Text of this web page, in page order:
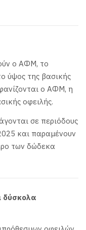
ο ΑΦΜ, το
ύψος της βασικής
ο ΑΦΜ, η
οφειλής.
σε περιόδους
και παραμένουν
των δώδεκα
δύσκολα